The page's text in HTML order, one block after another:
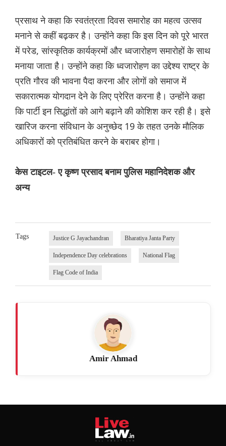
प्रसाथ ने कहा कि स्वतंत्रता दिवस समारोह का महत्व उत्सव
मनाने से कहीं बढ़कर है। उन्होंने कहा कि इस दिन को पूरे भारत
में परेड, सांस्कृतिक कार्यक्रमों और ध्वजारोहण समारोहों के साथ
मनाया जाता है। उन्होंने कहा कि ध्वजारोहण का उद्देश्य राष्ट्र के
प्रति गौरव की भावना पैदा करना और लोगों को समाज में
सकारात्मक योगदान देने के लिए प्रेरित करना है। उन्होंने कहा
कि पार्टी इन सिद्धांतों को आगे बढ़ाने की कोशिश कर रही है। इसे
खारिज करना संविधान के अनुच्छेद 19 के तहत उनके मौलिक
अधिकारों को प्रतिबंधित करने के बराबर होगा।
केस टाइटल- ए कृष्ण प्रसाद बनाम पुलिस महानिदेशक और
अन्य
Tags Justice G Jayachandran Bharatiya Janta Party
Independence Day celebrations National Flag
Flag Code of India
Amir Ahmad